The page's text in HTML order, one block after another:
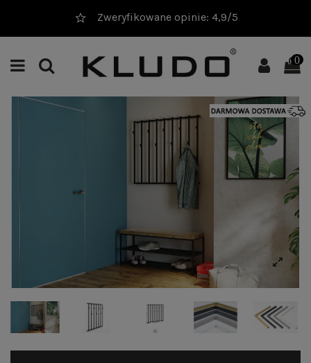
Zweryfikowane opinie: 4,9/5
0